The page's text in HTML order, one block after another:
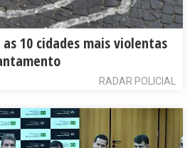
10 cidades mais violentas
RADAR POLICIAL